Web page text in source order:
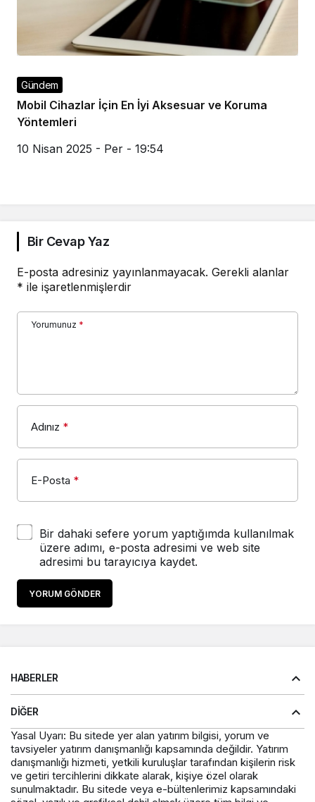
Gündem
Mobil Cihazlar İçin En İyi Aksesuar ve Koruma
Yöntemleri
10 Nisan 2025 - Per - 19:54
Bir Cevap Yaz
E-posta adresiniz yayınlanmayacak. Gerekli alanlar
* ile işaretlenmişlerdir
Yorumunuz *
Adınız *
E-Posta *
Bir dahaki sefere yorum yaptığımda kullanılmak
üzere adımı, e-posta adresimi ve web site
adresimi bu tarayıcıya kaydet.
YORUM GÖNDER
HABERLER
DIĞER
Yasal Uyarı: Bu sitede yer alan yatırım bilgisi, yorum ve
tavsiyeler yatırım danışmanlığı kapsamında değildir. Yatırım
danışmanlığı hizmeti, yetkili kuruluşlar tarafından kişilerin risk
ve getiri tercihlerini dikkate alarak, kişiye özel olarak
sunulmaktadır. Bu sitede veya e-bültenlerimiz kapsamındaki